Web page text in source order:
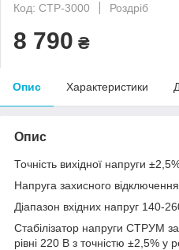
Код: СТР-3000
Роздріб
8 790 ₴
Опис Характеристики
Опис
Точність вихідної напруги
Напруга захисного
Діапазон вхідних напруг 140-
Стабілізатор напруги СТРУМ
рівні 220 В з точністю ±2,5% у